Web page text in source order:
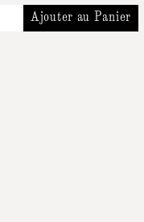
Ajouter au Panier